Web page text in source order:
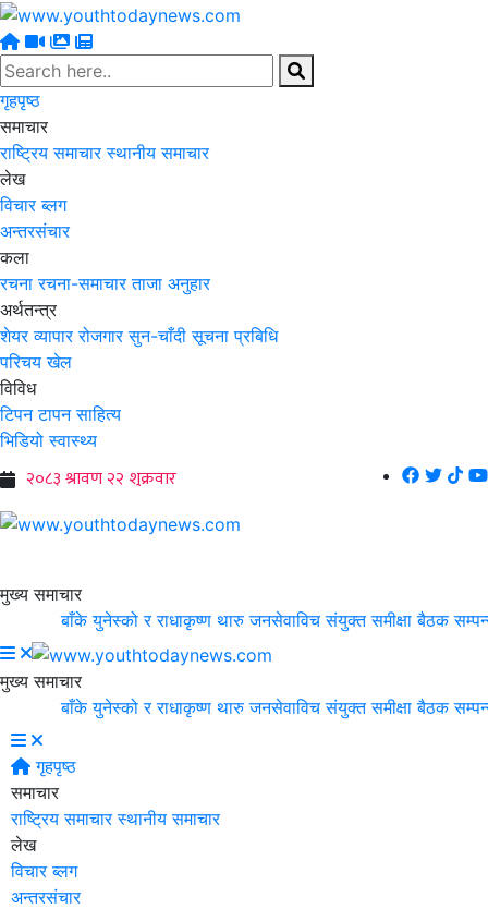
गृहपृष्ठ
समाचार
राष्ट्रिय समाचार स्थानीय समाचार
लेख
विचार ब्लग
अन्तरसंचार
कला
रचना रचना-समाचार ताजा अनुहार
अर्थतन्त्र
शेयर व्यापार रोजगार सुन-चाँदी सूचना प्रबिधि
परिचय खेल
विविध
टिपन टापन साहित्य
भिडियो स्वास्थ्य
मुख्य समाचार
बाँके युनेस्को र राधाकृष्ण थारु जनसेवाविच संयुक्त समीक्षा बैठक सम्पन्न |
मुख्य समाचार
बाँके युनेस्को र राधाकृष्ण थारु जनसेवाविच संयुक्त समीक्षा बैठक सम्पन्न |
गृहपृष्ठ
समाचार
राष्ट्रिय समाचार स्थानीय समाचार
लेख
विचार ब्लग
अन्तरसंचार